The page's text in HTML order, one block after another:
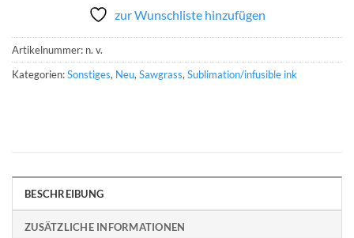
zur Wunschliste hinzufügen
Artikelnummer: n. v.
Kategorien:Sonstiges, Neu, Sawgrass, Sublimation/infusible ink
BESCHREIBUNG
ZUSÄTZLICHE INFORMATIONEN